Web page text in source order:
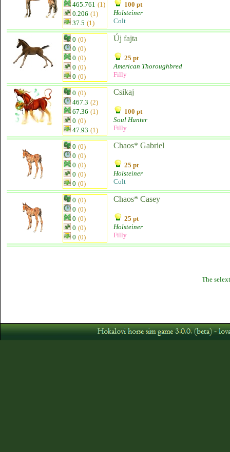
465.761 (1)
0.206 (1)
37.5 (1)
100 pt
Holsteiner
Colt
0 (0)
0 (0)
0 (0)
0 (0)
0 (0)
Új fajta
25 pt
American Thoroughbred
Filly
0 (0)
467.3 (2)
67.36 (1)
0 (0)
47.93 (1)
Csikaj
100 pt
Soul Hunter
Filly
0 (0)
0 (0)
0 (0)
0 (0)
0 (0)
Chaos* Gabriel
25 pt
Holsteiner
Colt
0 (0)
0 (0)
0 (0)
0 (0)
0 (0)
Chaos* Casey
25 pt
Holsteiner
Filly
The